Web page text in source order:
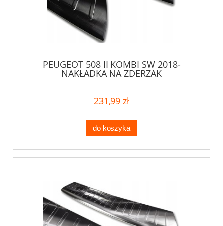
PEUGEOT 508 II KOMBI SW 2018-
NAKŁADKA NA ZDERZAK
231,99 zł
do koszyka